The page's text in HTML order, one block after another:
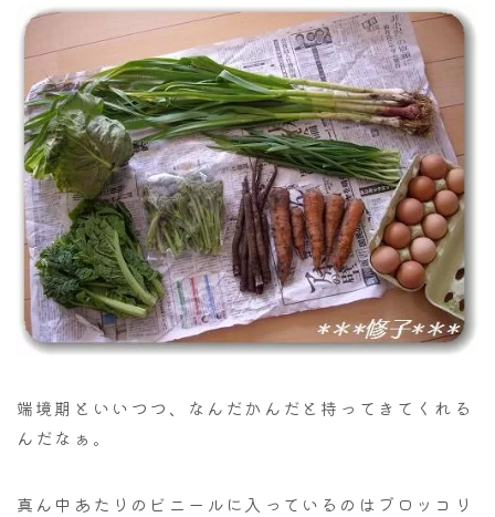
端境期といいつつ、なんだかんだと持ってきてくれる
んだなぁ。
真ん中あたりのビニールに入っているのはブロッコリ